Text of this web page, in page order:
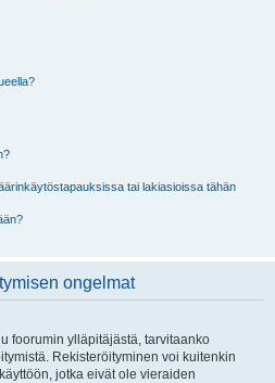
tai lakiasioissa tähän
ongelmat
foorumin ylläpitäjästä, tarvitaanko
Rekisteröityminen voi kuitenkin
jotka eivät ole vieraiden